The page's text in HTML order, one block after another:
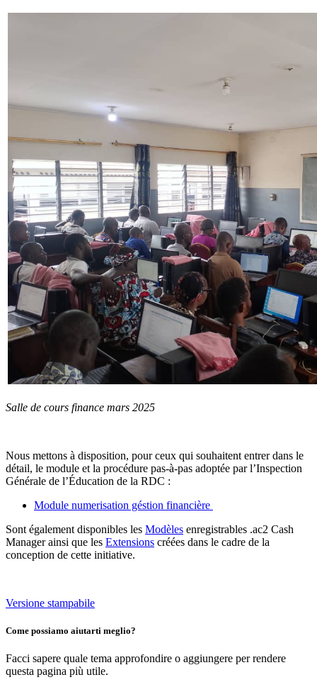
Salle de cours finance mars 2025
Nous mettons à disposition, pour ceux qui souhaitent entrer dans le
détail, le module et la procédure pas-à-pas adoptée par l’Inspection
Générale de l’Éducation de la RDC :
Module numerisation géstion financière
Sont également disponibles les Modèles enregistrables .ac2 Cash
Manager ainsi que les Extensions créées dans le cadre de la
conception de cette initiative.
Versione stampabile
Come possiamo aiutarti meglio?
Facci sapere quale tema approfondire o aggiungere per rendere
questa pagina più utile.